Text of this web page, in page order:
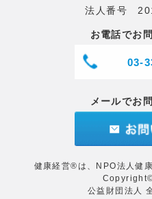
法人番号
お電話でお
03-
メールでお
健康経営®は、NPO法人健
公益財団法人